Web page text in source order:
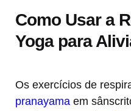
Como Usar a
Yoga para
Os exercícios de
pranayama em